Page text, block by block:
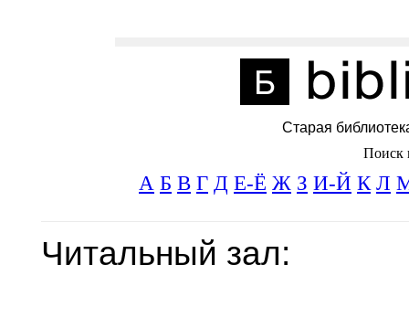
Старая
Поиск
А Б В Г Д Е-Ё Ж З И-Й К Л
Читальный зал: